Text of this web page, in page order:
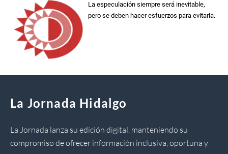
La especulación siempre será inevitable,
pero se deben hacer esfuerzos para evitarla.
La Jornada Hidalgo
La Jornada lanza su edición digital, manteniendo su
compromiso de ofrecer información inclusiva, oportuna y